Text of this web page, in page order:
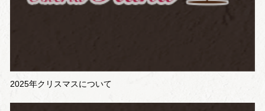
2025年クリスマスについて